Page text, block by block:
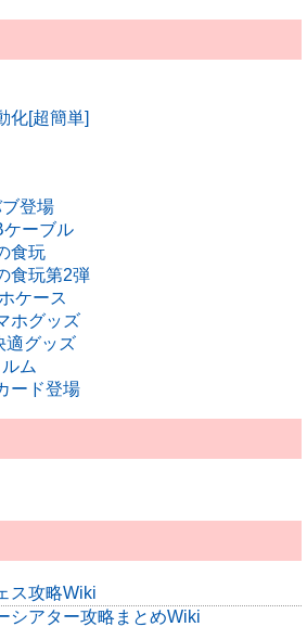
化[超簡単]
ブ登場
ケーブル
食玩
食玩第2弾
ケース
ホグッズ
適グッズ
ム
ード登場
ス攻略Wiki
シアター攻略まとめWiki